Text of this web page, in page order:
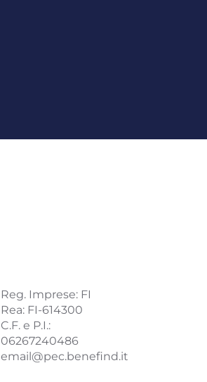
Reg. Imprese: FI
Rea: FI-614300
C.F. e P.I.:
06267240486
email@pec.benefind.it